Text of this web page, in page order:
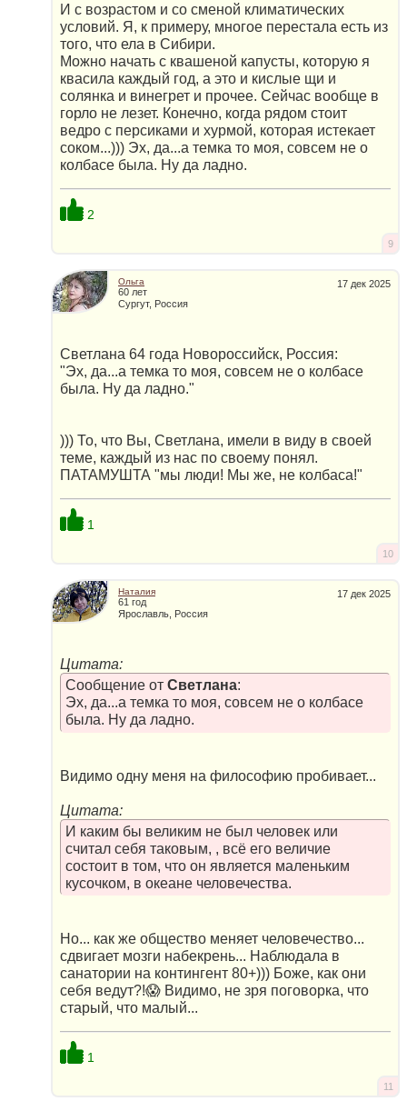
И с возрастом и со сменой климатических
условий. Я, к примеру, многое перестала есть из
того, что ела в Сибири.
Можно начать с квашеной капусты, которую я
квасила каждый год, а это и кислые щи и
солянка и винегрет и прочее. Сейчас вообще в
горло не лезет. Конечно, когда рядом стоит
ведро с персиками и хурмой, которая истекает
соком...))) Эх, да...а темка то моя, совсем не о
колбасе была. Ну да ладно.
2
9
17 дек 2025
Ольга
60 лет
Сургут, Россия
Светлана 64 года Новороссийск, Россия:
"Эх, да...а темка то моя, совсем не о колбасе
была. Ну да ладно."
))) То, что Вы, Светлана, имели в виду в своей
теме, каждый из нас по своему понял.
ПАТАМУШТА "мы люди! Мы же, не колбаса!"
1
10
17 дек 2025
Наталия
61 год
Ярославль, Россия
Цитата:
Сообщение от Светлана:
Эх, да...а темка то моя, совсем не о колбасе
была. Ну да ладно.
Видимо одну меня на философию пробивает...
Цитата:
И каким бы великим не был человек или
считал себя таковым, , всё его величие
состоит в том, что он является маленьким
кусочком, в океане человечества.
Но... как же общество меняет человечество...
сдвигает мозги набекрень... Наблюдала в
санатории на контингент 80+))) Боже, как они
себя ведут?!😱 Видимо, не зря поговорка, что
старый, что малый...
1
11